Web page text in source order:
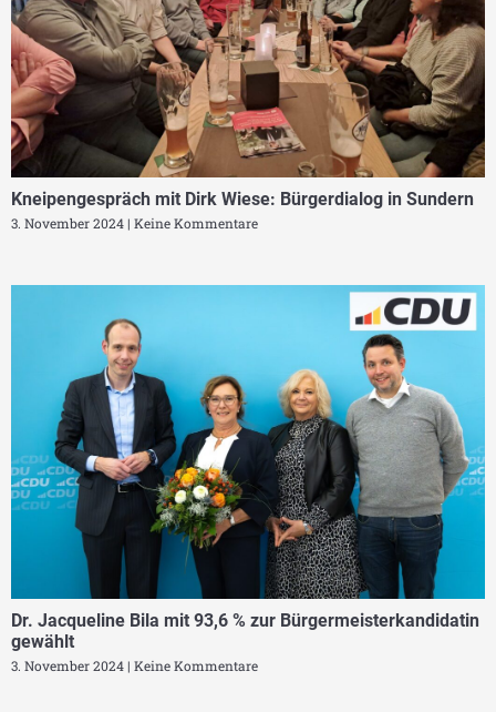
Kneipengespräch mit Dirk Wiese: Bürgerdialog in Sundern
3. November 2024 Keine Kommentare
Dr. Jacqueline Bila mit 93,6 % zur Bürgermeisterkandidatin
gewählt
3. November 2024 Keine Kommentare